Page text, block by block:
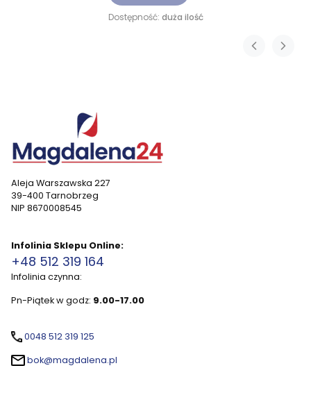
Dostępność: duża ilość
Aleja Warszawska 227
39-400 Tarnobrzeg
NIP 8670008545
Infolinia Sklepu Online:
+48 512 319 164
Infolinia czynna:
Pn-Piątek w godz: 9.00-17.00
0048 512 319 125
bok@magdalena.pl